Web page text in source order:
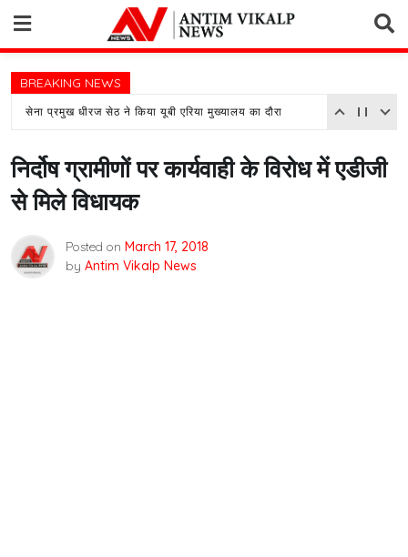
content
BREAKING NEWS
सेना प्रमुख धीरज सेठ ने किया यूबी एरिया मुख्यालय का दौरा
निर्दोष ग्रामीणों पर कार्यवाही के विरोध में एडीजी
से मिले विधायक
Posted on March 17, 2018
by Antim Vikalp News